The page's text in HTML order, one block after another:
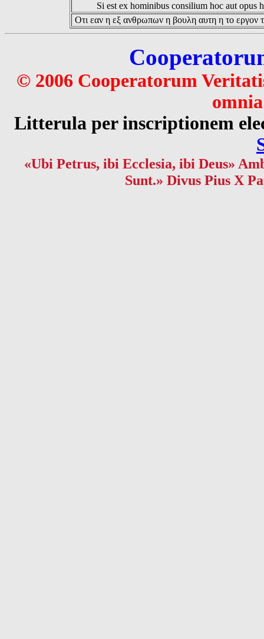
Si est ex hominibus consilium hoc aut opus
Οτι εαν η εξ ανθρωπων η βουλη αυτη η το εργον
© 2006 Cooperatorum
Litterula per inscriptionem
«Ubi Petrus, ibi Ecclesia, ibi Deus»
Sunt.» Divus Pius X